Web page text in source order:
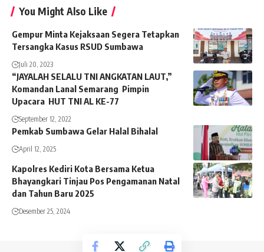
You Might Also Like
Gempur Minta Kejaksaan Segera Tetapkan
Tersangka Kasus RSUD Sumbawa
Juli 20, 2023
“JAYALAH SELALU TNI ANGKATAN LAUT,”
Komandan Lanal Semarang Pimpin
Upacara HUT TNI AL KE-77
September 12, 2022
Pemkab Sumbawa Gelar Halal Bihalal
April 12, 2025
Kapolres Kediri Kota Bersama Ketua
Bhayangkari Tinjau Pos Pengamanan Natal
dan Tahun Baru 2025
Desember 25, 2024